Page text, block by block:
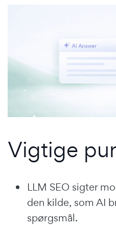
Vigtige
LLM SEO sigter
den kilde, som AI
spørgsmål.